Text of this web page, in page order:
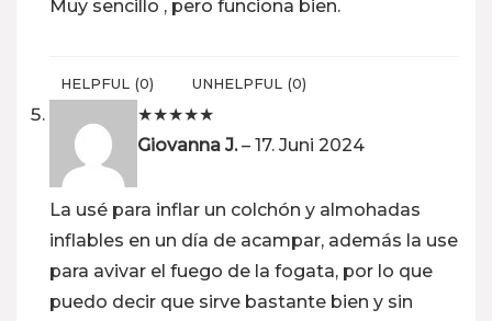
Muy sencillo , pero funciona bien.
HELPFUL (0) UNHELPFUL (0)
★★★★★
Giovanna J.– 17. Juni 2024
La usé para inflar un colchón y almohadas
inflables en un día de acampar, además la use
para avivar el fuego de la fogata, por lo que
puedo decir que sirve bastante bien y sin